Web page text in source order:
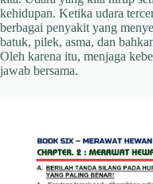
kehidupan. Ketika udara
berbagai penyakit yang
batuk, pilek, asma, dan
Oleh karena itu, menjaga
jawab bersama.